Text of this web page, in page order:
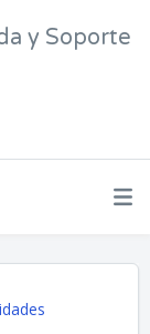
y Soporte